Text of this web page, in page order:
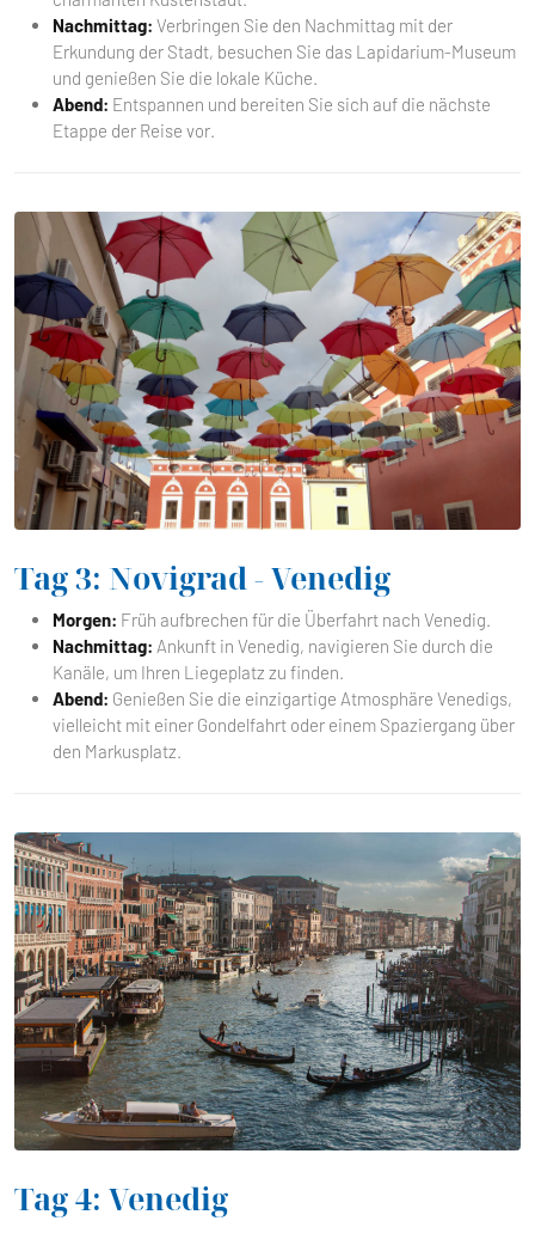
Nachmittag: Verbringen Sie den Nachmittag mit der
Erkundung der Stadt, besuchen Sie das Lapidarium-Museum
und genießen Sie die lokale Küche.
Abend: Entspannen und bereiten Sie sich auf die nächste
Etappe der Reise vor.
Tag 3: Novigrad - Venedig
Morgen: Früh aufbrechen für die Überfahrt nach Venedig.
Nachmittag: Ankunft in Venedig, navigieren Sie durch die
Kanäle, um Ihren Liegeplatz zu finden.
Abend: Genießen Sie die einzigartige Atmosphäre Venedigs,
vielleicht mit einer Gondelfahrt oder einem Spaziergang über
den Markusplatz.
Tag 4: Venedig